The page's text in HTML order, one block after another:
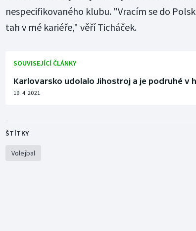
nespecifikovaného klubu. "Vracím se do
tah v mé kariéře," věří Ticháček.
SOUVISEJÍCÍ ČLÁNKY
Karlovarsko udolalo Jihostroj a je podruhé v
19. 4. 2021
ŠTÍTKY
Volejbal